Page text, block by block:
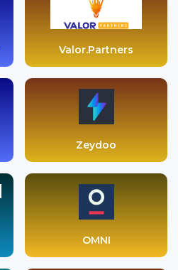
Valor.Partners
Zeydoo
OMNI